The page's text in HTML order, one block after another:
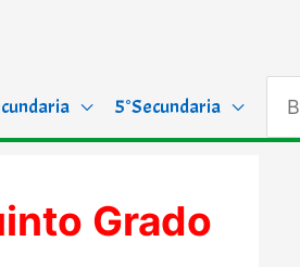
5°Secundaria
for:
Grado